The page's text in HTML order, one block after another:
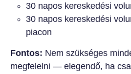
30 napos kereskedési
30 napos kereskedési
piacon
Fontos: Nem szükséges
megfelelni — elegendő, ha